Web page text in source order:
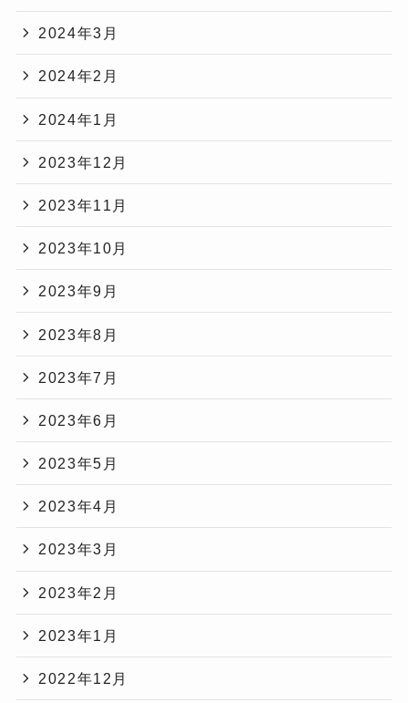
2024年3月
2024年2月
2024年1月
2023年12月
2023年11月
2023年10月
2023年9月
2023年8月
2023年7月
2023年6月
2023年5月
2023年4月
2023年3月
2023年2月
2023年1月
2022年12月